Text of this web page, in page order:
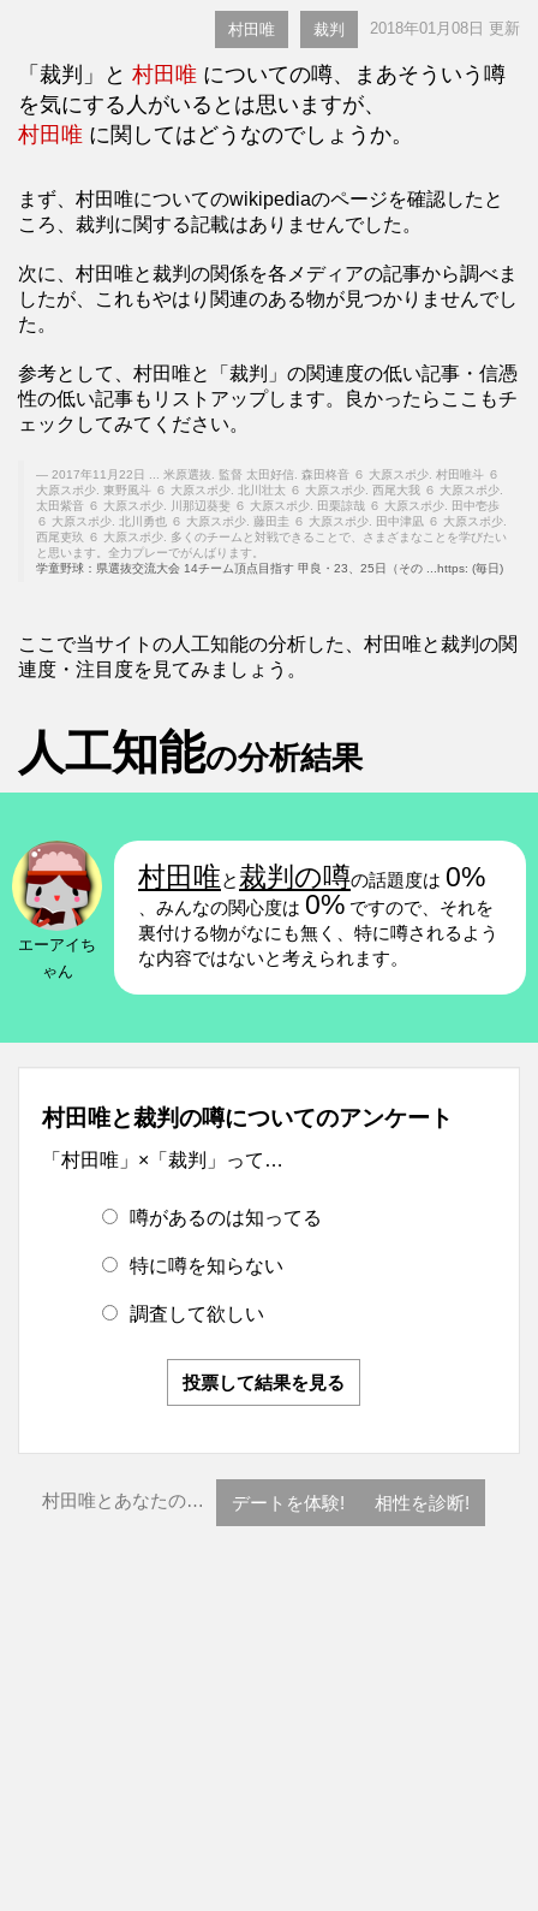
村田唯 裁判 2018年01月08日 更新
「裁判」と 村田唯 についての噂、まあそういう噂
を気にする人がいるとは思いますが、
村田唯 に関してはどうなのでしょうか。
まず、村田唯についてのwikipediaのページを確認したと
ころ、裁判に関する記載はありませんでした。
次に、村田唯と裁判の関係を各メディアの記事から調べま
したが、これもやはり関連のある物が見つかりませんでし
た。
参考として、村田唯と「裁判」の関連度の低い記事・信憑
性の低い記事もリストアップします。良かったらここもチ
ェックしてみてください。
2017年11月22日 ... 米原選抜. 監督 太田好信. 森田柊音 ６ 大原スポ少. 村田唯斗 ６
大原スポ少. 東野風斗 ６ 大原スポ少. 北川壮太 ６ 大原スポ少. 西尾大我 ６ 大原スポ少.
太田紫音 ６ 大原スポ少. 川那辺葵斐 ６ 大原スポ少. 田栗諒哉 ６ 大原スポ少. 田中壱歩
６ 大原スポ少. 北川勇也 ６ 大原スポ少. 藤田圭 ６ 大原スポ少. 田中津凪 ６ 大原スポ少.
西尾吏玖 ６ 大原スポ少. 多くのチームと対戦できることで、さまざまなことを学びたい
と思います。全力プレーでがんばります。
学童野球：県選抜交流大会 14チーム頂点目指す 甲良・23、25日（その ...https: (毎日)
ここで当サイトの人工知能の分析した、村田唯と裁判の関
連度・注目度を見てみましょう。
人工知能の分析結果
エーアイち
ゃん
村田唯と 裁判の噂の話題度は 0%
、みんなの関心度は 0% ですので、それを
裏付ける物がなにも無く、特に噂されるよう
な内容ではないと考えられます。
村田唯と裁判の噂についてのアンケート
「村田唯」×「裁判」って…
噂があるのは知ってる
特に噂を知らない
調査して欲しい
投票して結果を見る
村田唯とあなたの… デートを体験! 相性を診断!